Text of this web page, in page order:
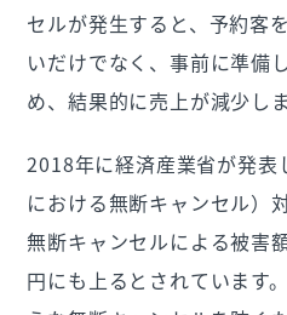
セルが発生すると、予約客
いだけでなく、事前に準備
め、結果的に売上が減少しま
2018年に経済産業省が発
における無断キャンセル）
無断キャンセルによる被害
円にも上るとされています